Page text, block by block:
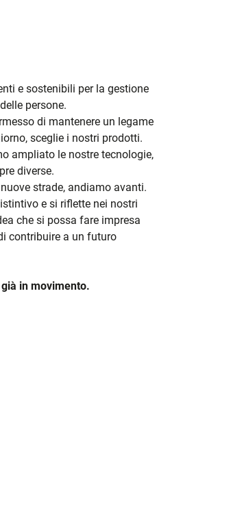
e sostenibili per la gestione
persone.
di mantenere un legame
sceglie i nostri prodotti.
ampliato le nostre tecnologie,
diverse.
strade, andiamo avanti.
e si riflette nei nostri
che si possa fare impresa
contribuire a un futuro
in movimento.